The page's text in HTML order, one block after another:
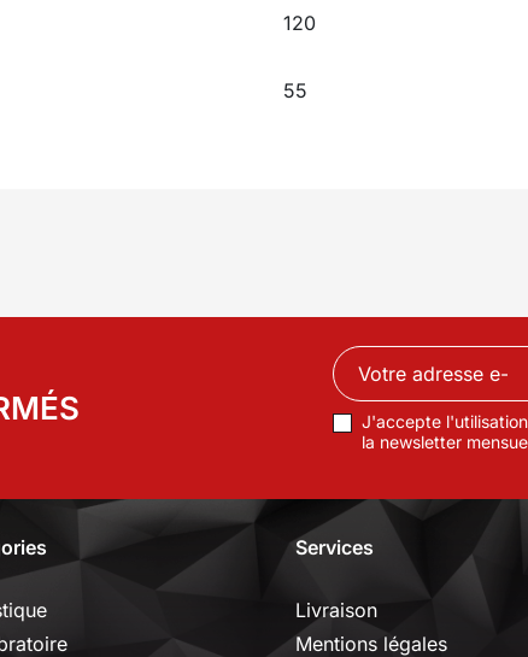
120
55
J'accepte
la newsletter
Services
Livraison
Mentions légales